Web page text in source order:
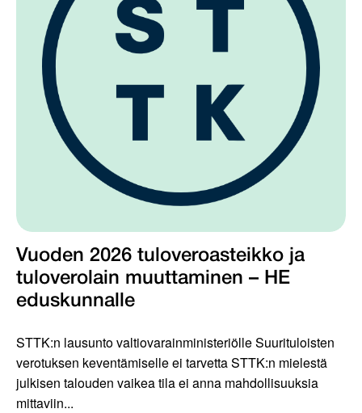
Vuoden 2026 tuloveroasteikko ja
tuloverolain muuttaminen – HE
eduskunnalle
STTK:n lausunto valtiovarainministeriölle Suurituloisten
verotuksen keventämiselle ei tarvetta STTK:n mielestä
julkisen talouden vaikea tila ei anna mahdollisuuksia
mittaviin...